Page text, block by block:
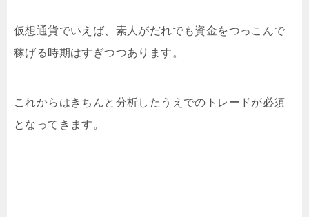
仮想通貨でいえば、素人がだれでも資金をつっこんで
稼げる時期はすぎつつあります。
これからはきちんと分析したうえでのトレードが必須
となってきます。